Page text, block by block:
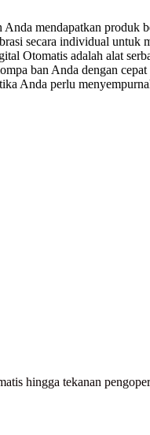
mendapatkan produk
secara individual untuk
Otomatis adalah alat
ban Anda dengan
Anda perlu
hingga tekanan